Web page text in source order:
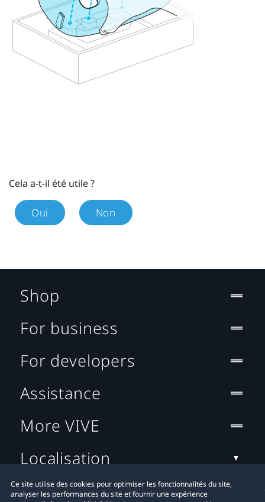
Cela a-t-il été utile ?
Oui Non
Ce site utilise des cookies pour optimiser les fonctionnalités du site,
analyser les performances du site et fournir une expérience
Shop
For business
For developers
Assistance
More VIVE
Localisation